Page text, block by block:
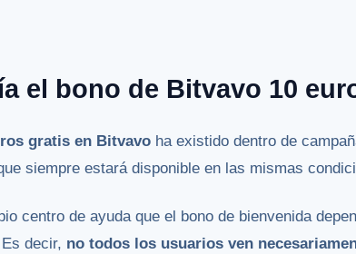
el bono de Bitvavo 10
gratis en Bitvavo ha existido dentro de
siempre estará disponible en las mismas
centro de ayuda que el bono de bienvenida
decir, no todos los usuarios ven